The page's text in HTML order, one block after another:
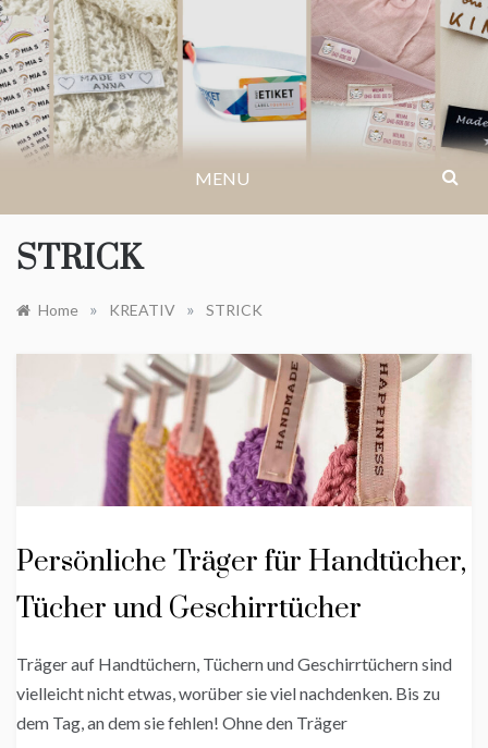
Skip
to
content
IKASTETIKETT.AT
MENU
STRICK
Home » KREATIV » STRICK
Persönliche Träger für Handtücher,
Tücher und Geschirrtücher
Träger auf Handtüchern, Tüchern und Geschirrtüchern sind
vielleicht nicht etwas, worüber sie viel nachdenken. Bis zu
dem Tag, an dem sie fehlen! Ohne den Träger